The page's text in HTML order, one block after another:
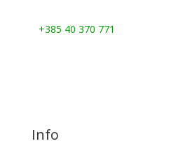
+385 40 370 771
Info